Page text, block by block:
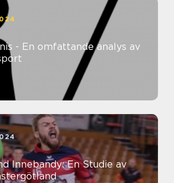
- En omfattande analys av
Innebandy: En Studie av